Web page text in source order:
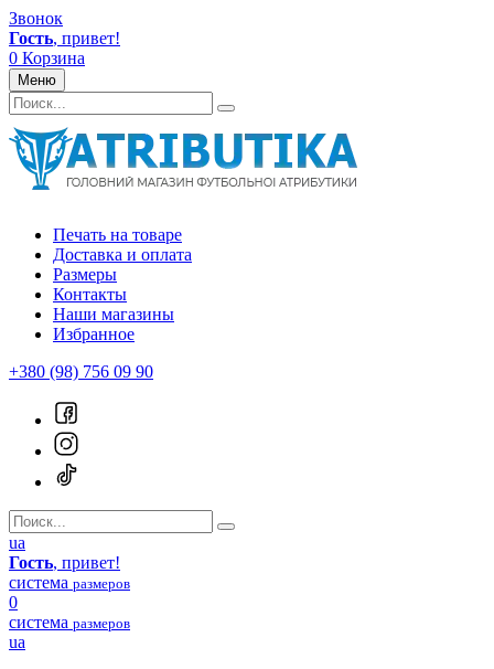
Звонок
Гость, привет!
0 Корзина
Меню
Печать на товаре
Доставка и оплата
Размеры
Контакты
Наши магазины
Избранное
+380 (98) 756 09 90
ua
Гость, привет!
система размеров
0
система размеров
ua